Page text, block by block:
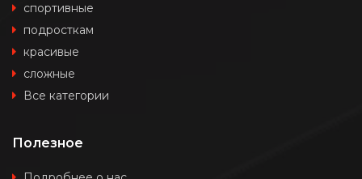
спортивные
подросткам
красивые
сложные
Все категории
Полезное